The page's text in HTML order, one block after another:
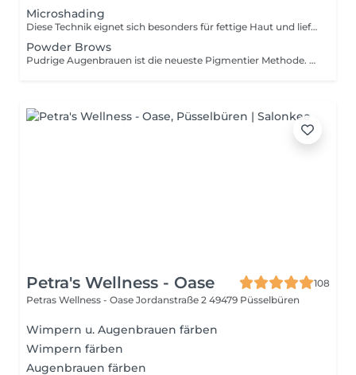
Microshading
Diese Technik eignet sich besonders für fettige Haut und liefert ganz natürliche Ergebnisse. Bei dem Microshading werden keine länglichen Ritze in die Haut graviert, sondern mit einem Handstück und speziellen MicroShading Nadeln werden die Pigmente dauerhaft in der Haut eingelagert. Dadurch wird das Ergebnis niemals extrem aussehen, sondern nur wie eine leichte Schattierung. Mit dem Vorteil, dass es eben nicht mit der nächsten Gesichtswäsche wieder verschwindet. Die Haut ist nach 4-6 Wochen abgeheilt und Microshading Behandlung kann nachbehandelt werden, da die Farbe nach der ersten Behandlung nur bis zu 50-70 % bleibt und muss vervollständigt werden. Mit der Zeit verblassen Micropigmentationspigmente in der Haut und müssen zwischen 12-24 Monat aufgefrischt werden. BITTE BEACHTEN SIE, DASS AB DEM 24STEN MONAT WIRD DIE NEUBEHANDLUNG DURCHGEFÜHRT/BERECHNET, DA GILT KEINE AUFFRISCHUNG MEHR!
Powder Brows
Pudrige Augenbrauen ist die neueste Pigmentier Methode. Bei dieser Technik wird mit einem Pigmentiergerät oberflächlich und sehr sanft die Farbe in die Haut eingearbeitet. Hierbei entsteht ein ganz natürlicher und weicher Look. Diese Technik ist für jeden Hauttyp geeignet vor allem für dünne empfindliche Haut. Die Haut ist nach 4-6 Wochen abgeheilt und Powder Brows Behandlung kann nachbehandelt werden, da die Farbe nach der ersten Behandlung nur bis zu 50-70 % bleibt und muss vervollständigt werden. Mit der Zeit verblassen Micropigmentationspigmente in der Haut und müssen zwischen 12-24 Monat aufgefrischt werden. BITTE BEACHTEN SIE, DASS AB DEM 24STEN MONAT WIRD DIE NEUBEHANDLUNG DURCHGEFÜHRT/BERECHNET, DA GILT KEINE AUFFRISCHUNG MEHR!
Petra's Wellness - Oase
108
Petras Wellness - Oase Jordanstraße 2 49479 Püsselbüren
Wimpern u. Augenbrauen färben
Wimpern färben
Augenbrauen färben